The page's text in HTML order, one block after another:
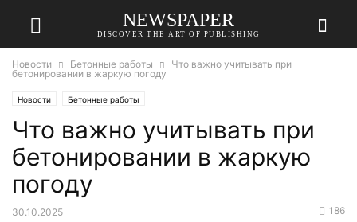
NEWSPAPER
DISCOVER THE ART OF PUBLISHING
Новости Бетонные работы
Что важно учитывать при
бетонировании в жаркую погоду
Новости Бетонные работы
Что важно учитывать при
бетонировании в жаркую
погоду
30.10.2025 186